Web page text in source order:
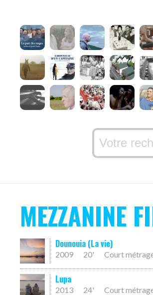
MEZZANINE
Dounouia (La vie)
2009 20' Court
Lupa
2013 24' Court